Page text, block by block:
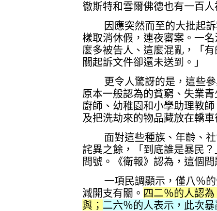
徹斯特和雪爾佛德也有一百
因應突然而至的大批起訴
樣取消休假，連夜審案。一
麼多被告人、這麼混亂，「
關起訴文件卻還未送到。」
更令人驚訝的是，這些參
原本一般認為的貧窮、失業
廚師、幼稚園和小學助理教
及把洗劫來的物品藏放在轎
面對這些種族、年齡、社
詫異之餘，「到底誰是暴民
問號。《衛報》認為，這個
一項民調顯示，僅八％的
減開支有關。 四二％的人認
與； 二六％的人表示，此次